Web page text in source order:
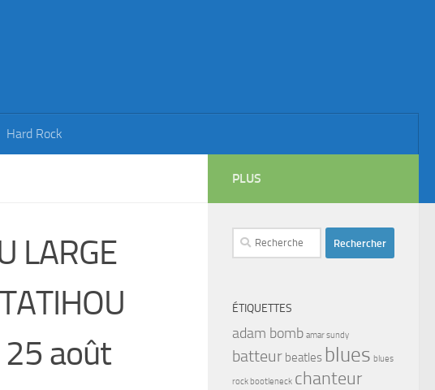
Hard Rock
LARGE
25 août
PLUS
Rechercher :
ÉTIQUETTES
adam bomb amar sundy
batteur beatles blues blues
rock bootleneck chanteur